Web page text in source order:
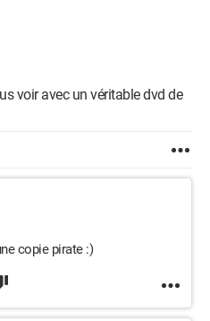
voir avec un véritable dvd de
copie pirate :)